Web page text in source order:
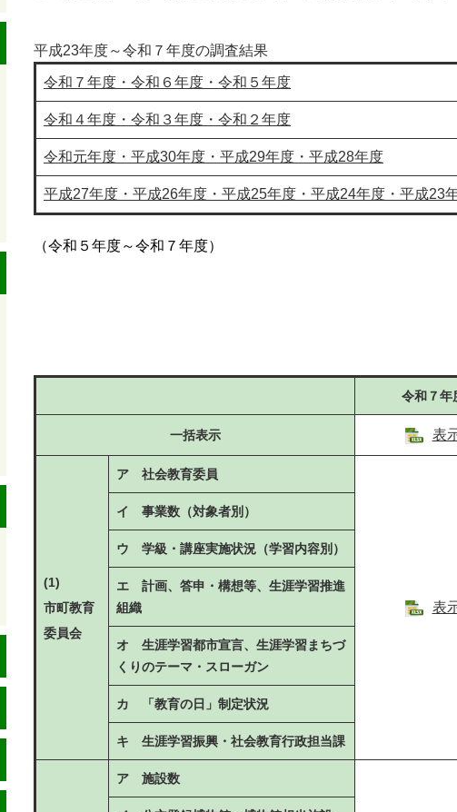
平成23年度～令和７年度の調査結果
令和７年度・令和６年度・令和５年度
令和４年度・令和３年度・令和２年度
令和元年度・平成30年度・平成29年度・平成28年度
平成27年度・平成26年度・平成25年度・平成24年度・平成23
（令和５年度～令和７年度）
令和７年
一括表示 表
(1)
市町教育
委員会
ア 社会教育委員
表
イ 事業数（対象者別）
ウ 学級・講座実施状況（学習内容別）
エ 計画、答申・構想等、生涯学習推進
組織
オ 生涯学習都市宣言、生涯学習まちづ
くりのテーマ・スローガン
カ 「教育の日」制定状況
キ 生涯学習振興・社会教育行政担当課
ア 施設数